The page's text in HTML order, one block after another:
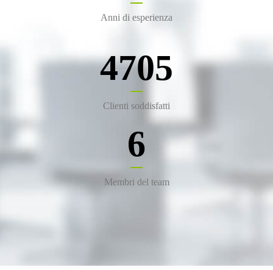
Anni di esperienza
4705
Clienti soddisfatti
6
Membri del team